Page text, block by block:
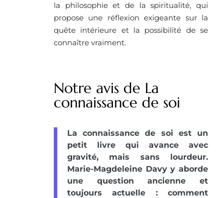
la philosophie et de la spiritualité, qui
propose une réflexion exigeante sur la
quête intérieure et la possibilité de se
connaître vraiment.
Notre avis de La
connaissance de soi
La connaissance de soi est un
petit livre qui avance avec
gravité, mais sans lourdeur.
Marie-Magdeleine Davy y aborde
une question ancienne et
toujours actuelle : comment